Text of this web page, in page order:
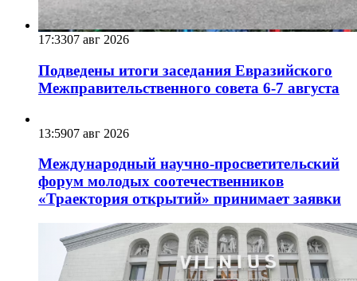
17:3307 авг 2026
Подведены итоги заседания Евразийского
Межправительственного совета 6-7 августа
13:5907 авг 2026
Международный научно-просветительский
форум молодых соотечественников
«Траектория открытий» принимает заявки